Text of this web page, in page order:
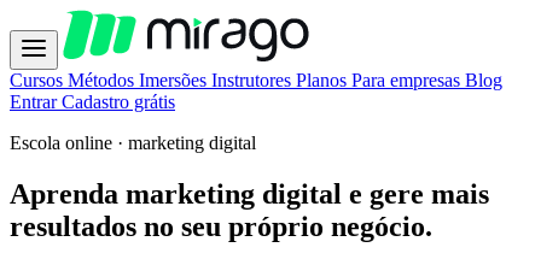
Cursos Métodos Imersões Instrutores Planos Para empresas Blog
EntrarCadastro grátis
Escola online · marketing digital
Aprenda marketing digital e gere mais
resultados no seu próprio negócio.